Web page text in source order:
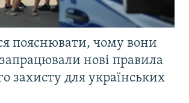
пояснювати, чому вони
нові правила
захисту для українських